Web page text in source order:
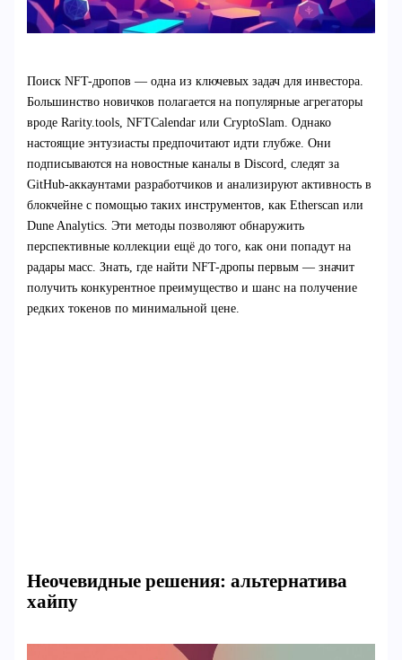
Поиск NFT-дропов — одна из ключевых задач для инвестора.
Большинство новичков полагается на популярные агрегаторы
вроде Rarity.tools, NFTCalendar или CryptoSlam. Однако
настоящие энтузиасты предпочитают идти глубже. Они
подписываются на новостные каналы в Discord, следят за
GitHub-аккаунтами разработчиков и анализируют активность в
блокчейне с помощью таких инструментов, как Etherscan или
Dune Analytics. Эти методы позволяют обнаружить
перспективные коллекции ещё до того, как они попадут на
радары масс. Знать, где найти NFT-дропы первым — значит
получить конкурентное преимущество и шанс на получение
редких токенов по минимальной цене.
Неочевидные решения: альтернатива
хайпу